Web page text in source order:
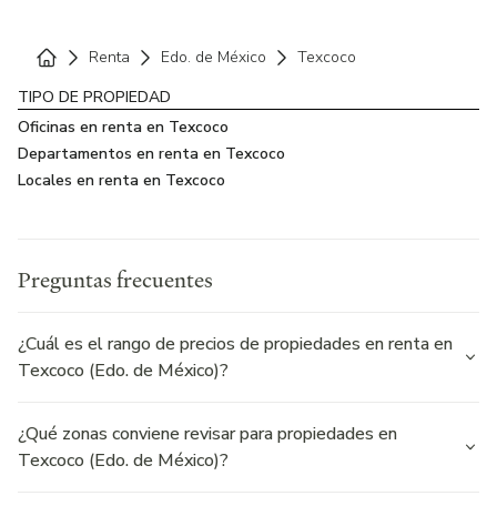
Renta Edo. de México
Texcoco
TIPO DE PROPIEDAD
Oficinas en renta en Texcoco
Departamentos en renta en Texcoco
Locales en renta en Texcoco
Preguntas frecuentes
¿Cuál es el rango de precios de propiedades en renta en
Texcoco (Edo. de México)?
¿Qué zonas conviene revisar para propiedades en
Texcoco (Edo. de México)?